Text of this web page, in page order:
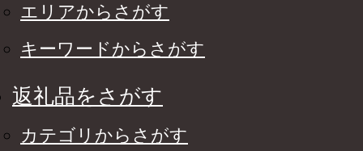
エリアからさがす
キーワードからさがす
返礼品をさがす
カテゴリからさがす